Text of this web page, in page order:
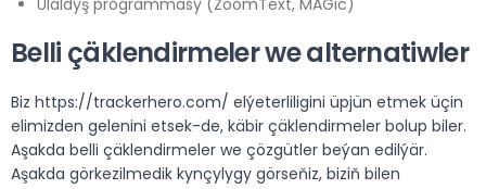
Ulaldyş programmasy (ZoomText, MAGic)
Belli çäklendirmeler we alternatiwler
Biz https://trackerhero.com/ elýeterliligini üpjün etmek üçin
elimizden gelenini etsek-de, käbir çäklendirmeler bolup biler.
Aşakda belli çäklendirmeler we çözgütler beýan edilýär.
Aşakda görkezilmedik kynçylygy görseňiz, biziň bilen